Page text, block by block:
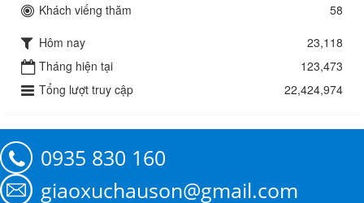
Khách viếng thăm
58
Hôm nay
23,118
Tháng hiện tại
123,473
Tổng lượt truy cập
22,424,974
0935 830 160
giaoxuchauson@gmail.com